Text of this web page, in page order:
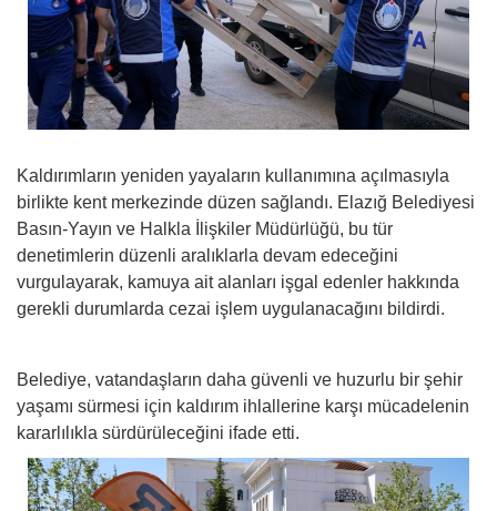
Kaldırımların yeniden yayaların kullanımına açılmasıyla
birlikte kent merkezinde düzen sağlandı. Elazığ Belediyesi
Basın-Yayın ve Halkla İlişkiler Müdürlüğü, bu tür
denetimlerin düzenli aralıklarla devam edeceğini
vurgulayarak, kamuya ait alanları işgal edenler hakkında
gerekli durumlarda cezai işlem uygulanacağını bildirdi.
Belediye, vatandaşların daha güvenli ve huzurlu bir şehir
yaşamı sürmesi için kaldırım ihlallerine karşı mücadelenin
kararlılıkla sürdürüleceğini ifade etti.